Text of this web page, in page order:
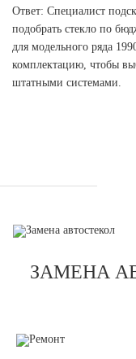
Ответ: Специалист
подобрать стекло по
для модельного ряда
комплектацию, чтобы
штатными системами.
ЗАМЕНА